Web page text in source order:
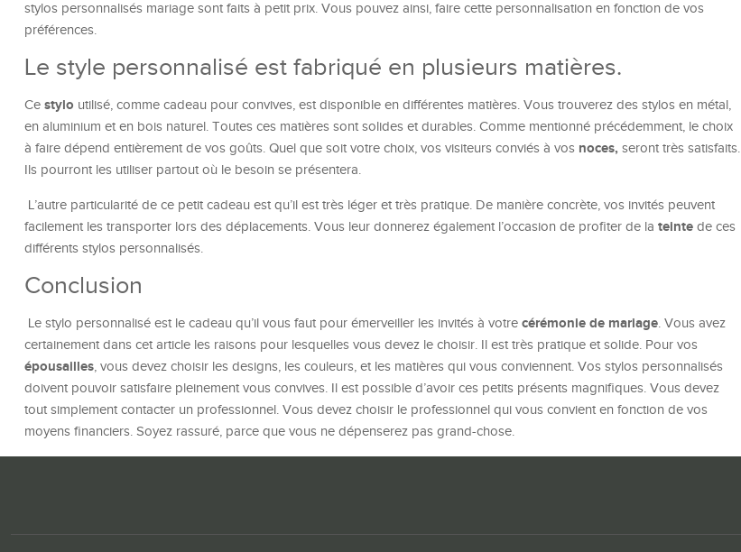
stylos personnalisés mariage sont faits à petit prix. Vous pouvez ainsi, faire cette personnalisation en fonction de vos
préférences.
Le style personnalisé est fabriqué en plusieurs matières.
Ce stylo utilisé, comme cadeau pour convives, est disponible en différentes matières. Vous trouverez des stylos en métal,
en aluminium et en bois naturel. Toutes ces matières sont solides et durables. Comme mentionné précédemment, le choix
à faire dépend entièrement de vos goûts. Quel que soit votre choix, vos visiteurs conviés à vos noces, seront très satisfaits.
Ils pourront les utiliser partout où le besoin se présentera.
L’autre particularité de ce petit cadeau est qu’il est très léger et très pratique. De manière concrète, vos invités peuvent
facilement les transporter lors des déplacements. Vous leur donnerez également l’occasion de profiter de la teinte de ces
différents stylos personnalisés.
Conclusion
Le stylo personnalisé est le cadeau qu’il vous faut pour émerveiller les invités à votre cérémonie de mariage. Vous avez
certainement dans cet article les raisons pour lesquelles vous devez le choisir. Il est très pratique et solide. Pour vos
épousailles, vous devez choisir les designs, les couleurs, et les matières qui vous conviennent. Vos stylos personnalisés
doivent pouvoir satisfaire pleinement vous convives. Il est possible d’avoir ces petits présents magnifiques. Vous devez
tout simplement contacter un professionnel. Vous devez choisir le professionnel qui vous convient en fonction de vos
moyens financiers. Soyez rassuré, parce que vous ne dépenserez pas grand-chose.